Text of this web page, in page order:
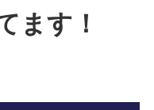
ます！